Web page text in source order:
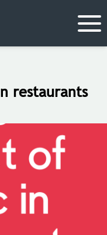
restaurants